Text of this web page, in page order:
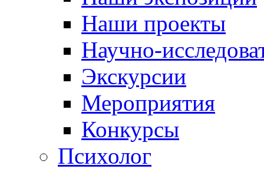
Наши проекты
Научно-
Экскурсии
Мероприятия
Конкурсы
Психолог